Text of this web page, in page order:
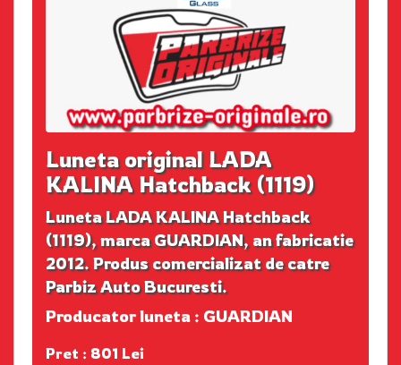
Luneta original LADA
KALINA Hatchback (1119)
Luneta LADA KALINA Hatchback
(1119), marca GUARDIAN, an fabricatie
2012. Produs comercializat de catre
Parbiz Auto Bucuresti.
Producator luneta : GUARDIAN
Pret : 801 Lei